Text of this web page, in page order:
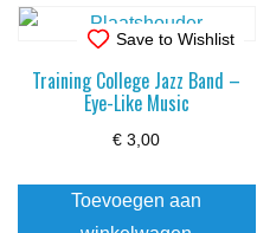
Save to Wishlist
Training College Jazz Band –
Eye-Like Music
€ 3,00
Toevoegen aan